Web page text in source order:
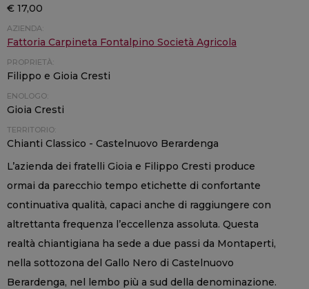
€ 17,00
AZIENDA:
Fattoria Carpineta Fontalpino Società Agricola
PROPRIETÀ:
Filippo e Gioia Cresti
ENOLOGO:
Gioia Cresti
TERRITORIO:
Chianti Classico - Castelnuovo Berardenga
L’azienda dei fratelli Gioia e Filippo Cresti produce
ormai da parecchio tempo etichette di confortante
continuativa qualità, capaci anche di raggiungere con
altrettanta frequenza l’eccellenza assoluta. Questa
realtà chiantigiana ha sede a due passi da Montaperti,
nella sottozona del Gallo Nero di Castelnuovo
Berardenga, nel lembo più a sud della denominazione.